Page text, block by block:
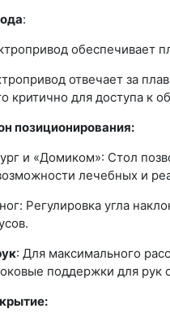
:
обеспечивает
отвечает за
критично для доступа к
позиционирования:
и «Домиком»: Стол
лечебных и
Регулировка угла
: Для максимального
поддержки для рук